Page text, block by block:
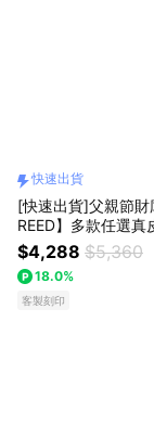
快速出貨
[快速出貨]父親節財
REED】多款任選真
款真皮皮帶 長夾 短
日禮物 送禮推薦 男
巨蟹座 禮物獨家 新
禮 真皮皮夾 男友禮
$4,288 $5,360
18.0%
客製刻印